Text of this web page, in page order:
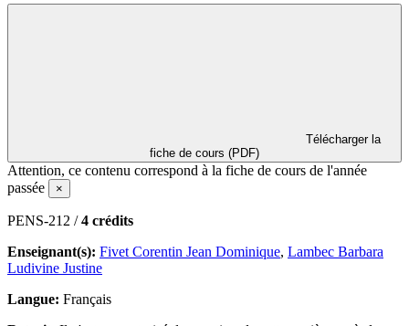
fiche de cours (PDF)
Attention, ce contenu correspond à la fiche de cours de l'année
passée
×
PENS-212 /4 crédits
Enseignant(s): Fivet Corentin Jean Dominique, Lambec Barbara
Ludivine Justine
Langue: Français